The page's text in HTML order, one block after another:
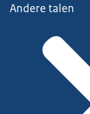
Andere talen